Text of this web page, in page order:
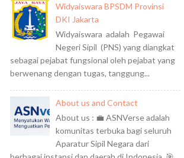
Widyaiswara BPSDM Provinsi
DKI Jakarta
Widyaiswara adalah Pegawai
Negeri Sipil (PNS) yang diangkat
sebagai pejabat fungsional oleh pejabat yang
berwenang dengan tugas, tanggung...
About us and Contact
About us : 💼 ASNVerse adalah
komunitas terbuka bagi seluruh
Aparatur Sipil Negara dari